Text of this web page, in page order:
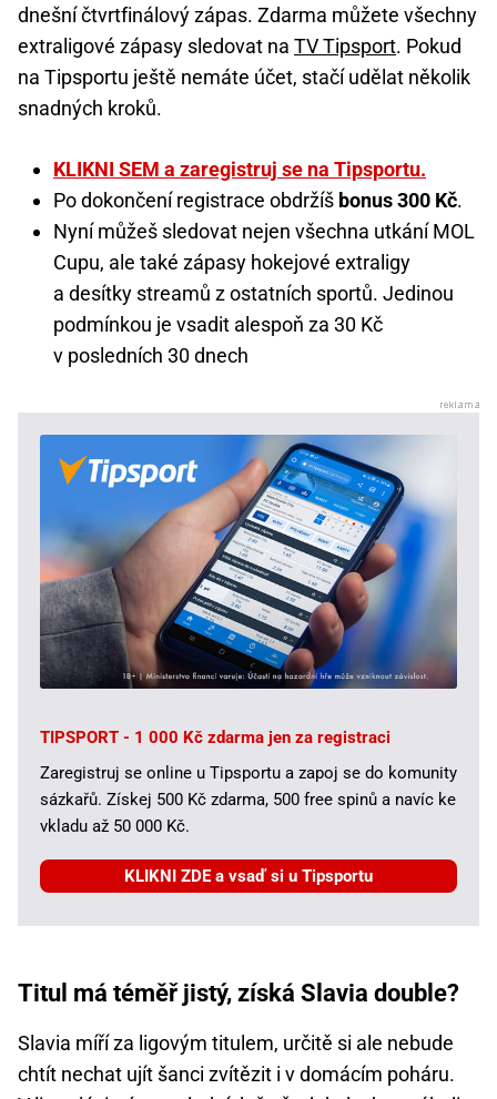
dnešní čtvrtfinálový zápas. Zdarma můžete všechny
extraligové zápasy sledovat na TV Tipsport. Pokud
na Tipsportu ještě nemáte účet, stačí udělat několik
snadných kroků.
KLIKNI SEM a zaregistruj se na Tipsportu.
Po dokončení registrace obdržíš bonus 300 Kč.
Nyní můžeš sledovat nejen všechna utkání MOL
Cupu, ale také zápasy hokejové extraligy
a desítky streamů z ostatních sportů. Jedinou
podmínkou je vsadit alespoň za 30 Kč
v posledních 30 dnech
TIPSPORT - 1 000 Kč zdarma jen za registraci
Zaregistruj se online u Tipsportu a zapoj se do komunity
sázkařů. Získej 500 Kč zdarma, 500 free spinů a navíc ke
vkladu až 50 000 Kč.
KLIKNI ZDE a vsaď si u Tipsportu
Titul má téměř jistý, získá Slavia double?
Slavia míří za ligovým titulem, určitě si ale nebude
chtít nechat ujít šanci zvítězit i v domácím poháru.